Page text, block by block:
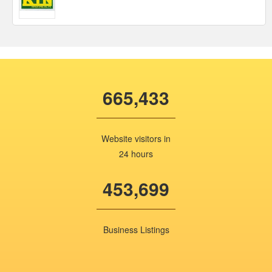
665,433
Website visitors in
24 hours
453,699
Business Listings